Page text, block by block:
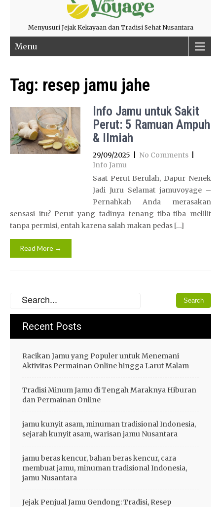
Menyusuri Jejak Kekayaan dan Tradisi Sehat Nusantara
Menu
Tag: resep jamu jahe
Info Jamu untuk Sakit
Perut: 5 Ramuan Ampuh
& Ilmiah
29/09/2025 No Comments
Info Jamu
Saat Perut Berulah, Dapur Nenek
Jadi Juru Selamat jamuvoyage –
Pernahkah Anda merasakan
sensasi itu? Perut yang tadinya tenang tiba-tiba melilit
tanpa permisi, entah karena salah makan pedas […]
Read More →
Recent Posts
Racikan Jamu yang Populer untuk Menemani
Aktivitas Permainan Online hingga Larut Malam
Tradisi Minum Jamu di Tengah Maraknya Hiburan
dan Permainan Online
jamu kunyit asam, minuman tradisional Indonesia,
sejarah kunyit asam, warisan jamu Nusantara
jamu beras kencur, bahan beras kencur, cara
membuat jamu, minuman tradisional Indonesia,
jamu Nusantara
Jejak Penjual Jamu Gendong: Tradisi, Resep